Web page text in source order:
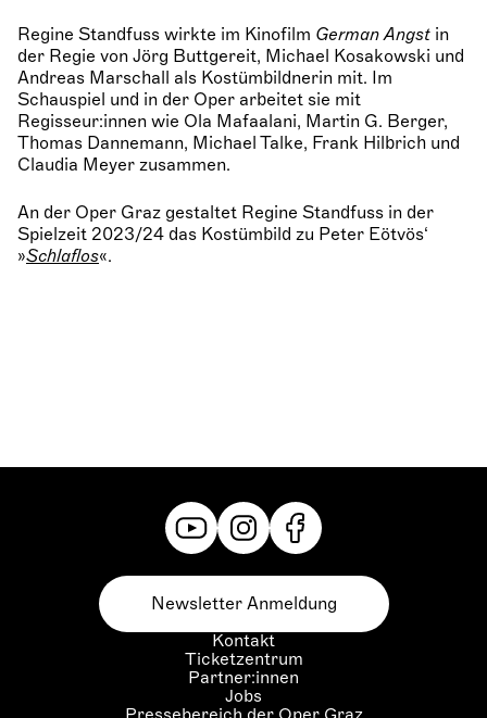
Regine Standfuss wirkte im Kinofilm German Angst in
der Regie von Jörg Buttgereit, Michael Kosakowski und
Andreas Marschall als Kostümbildnerin mit. Im
Schauspiel und in der Oper arbeitet sie mit
Regisseur:innen wie Ola Mafaalani, Martin G. Berger,
Thomas Dannemann, Michael Talke, Frank Hilbrich und
Claudia Meyer zusammen.
An der Oper Graz gestaltet Regine Standfuss in der
Spielzeit 2023/24 das Kostümbild zu Peter Eötvös‘
»Schlaflos«.
Kontakt
Ticketzentrum
Partner:innen
Jobs
Newsletter Anmeldung